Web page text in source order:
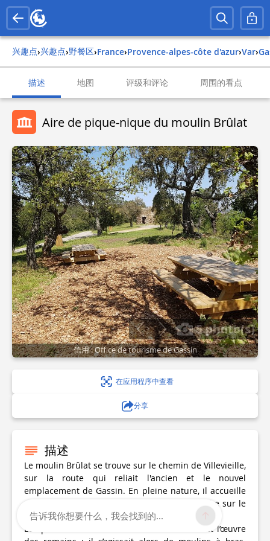
兴趣点› 兴趣点› 野餐区› france› provence-alpes-côte d'azur› var›
描述 地图 评级和评论 周围的看点
Aire de pique-nique du moulin Brûlat
5 photo(s)
信用 : Office de tourisme de Gassin
在应用程序中查看
分享
描述
Le moulin Brûlat se trouve sur le chemin de Villevieille,
sur la route qui reliait l'ancien et le nouvel
emplacement de Gassin. En pleine nature, il accueille
une aire de pique-nique avec une vue superbe sur le
golfe de Saint-Tropez.
Les premiers moulins connus à Gassin furent l’œuvre
告诉我你想要什么，我会找到的...